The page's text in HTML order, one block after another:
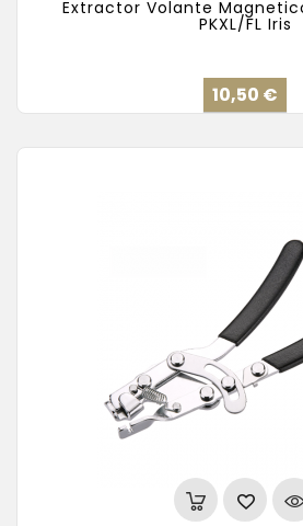
Extractor Volante
PKXL/FL Iris
10,50 €